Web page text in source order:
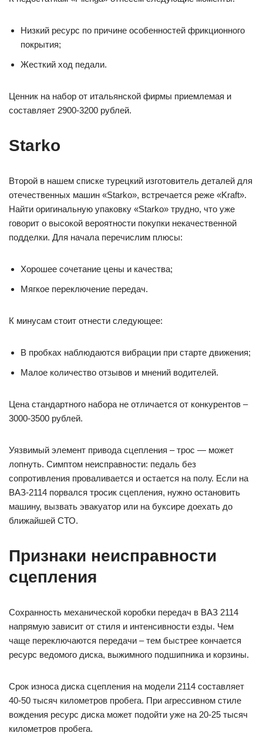
Низкий ресурс по причине особенностей фрикционного
покрытия;
Жесткий ход педали.
Ценник на набор от итальянской фирмы приемлемая и
составляет 2900-3200 рублей.
Starko
Второй в нашем списке турецкий изготовитель деталей для
отечественных машин «Starko», встречается реже «Kraft».
Найти оригинальную упаковку «Starko» трудно, что уже
говорит о высокой вероятности покупки некачественной
подделки. Для начала перечислим плюсы:
Хорошее сочетание цены и качества;
Мягкое переключение передач.
К минусам стоит отнести следующее:
В пробках наблюдаются вибрации при старте движения;
Малое количество отзывов и мнений водителей.
Цена стандартного набора не отличается от конкурентов –
3000-3500 рублей.
Уязвимый элемент привода сцепления – трос — может
лопнуть. Симптом неисправности: педаль без
сопротивления проваливается и остается на полу. Если на
ВАЗ-2114 порвался тросик сцепления, нужно остановить
машину, вызвать эвакуатор или на буксире доехать до
ближайшей СТО.
Признаки неисправности
сцепления
Сохранность механической коробки передач в ВАЗ 2114
напрямую зависит от стиля и интенсивности езды. Чем
чаще переключаются передачи – тем быстрее кончается
ресурс ведомого диска, выжимного подшипника и корзины.
Срок износа диска сцепления на модели 2114 составляет
40-50 тысяч километров пробега. При агрессивном стиле
вождения ресурс диска может подойти уже на 20-25 тысяч
километров пробега.